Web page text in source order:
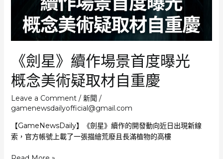
《劍星》續作場景首度曝光
概念美術疑取材自重慶
Leave a Comment / 新聞 /
gamenewsdailyofficial@gmail.com
【GameNewsDaily】《劍星》續作的開發動向近日出現新線
索，官方帳號上載了一張描繪荒廢且長滿植物的高樓